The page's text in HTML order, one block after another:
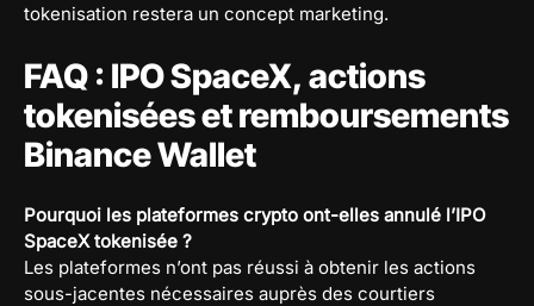
tokenisation restera un concept marketing.
FAQ : IPO SpaceX, actions
tokenisées et remboursements
Binance Wallet
Pourquoi les plateformes crypto ont-elles annulé l’IPO
SpaceX tokenisée ?
Les plateformes n’ont pas réussi à obtenir les actions
sous-jacentes nécessaires auprès des courtiers